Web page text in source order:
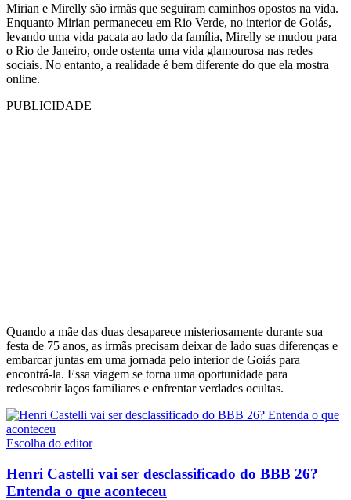
Mirian e Mirelly são irmãs que seguiram caminhos opostos na vida.
Enquanto Mirian permaneceu em Rio Verde, no interior de Goiás,
levando uma vida pacata ao lado da família, Mirelly se mudou para
o Rio de Janeiro, onde ostenta uma vida glamourosa nas redes
sociais. No entanto, a realidade é bem diferente do que ela mostra
online.
PUBLICIDADE
Quando a mãe das duas desaparece misteriosamente durante sua
festa de 75 anos, as irmãs precisam deixar de lado suas diferenças e
embarcar juntas em uma jornada pelo interior de Goiás para
encontrá-la. Essa viagem se torna uma oportunidade para
redescobrir laços familiares e enfrentar verdades ocultas.
Escolha do editor
Henri Castelli vai ser desclassificado do BBB 26?
Entenda o que aconteceu